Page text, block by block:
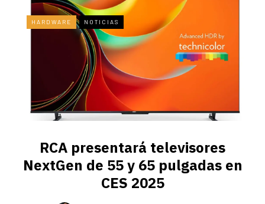
HARDWARE NOTICIAS
RCA presentará televisores
NextGen de 55 y 65 pulgadas en
CES 2025